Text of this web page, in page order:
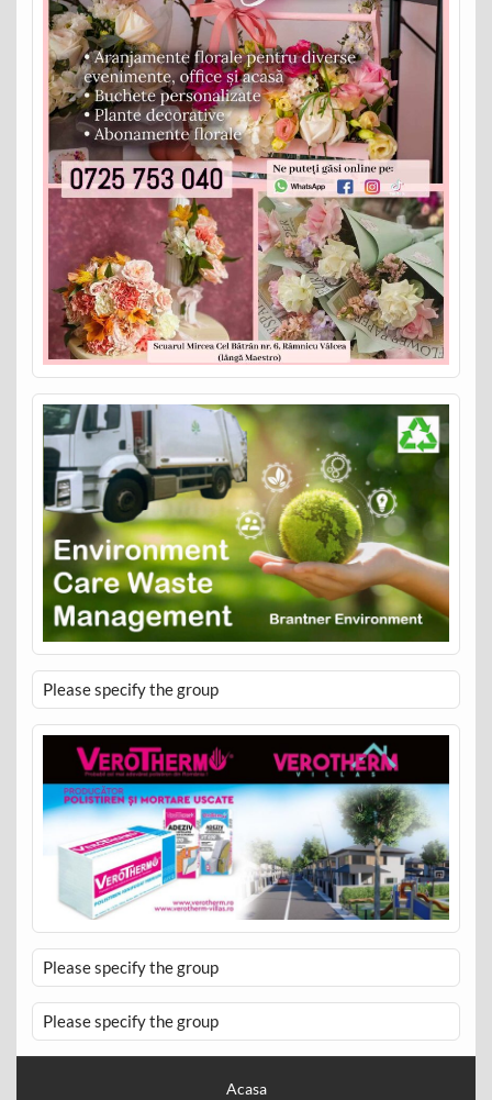
Please specify the group
Please specify the group
Please specify the group
Acasa